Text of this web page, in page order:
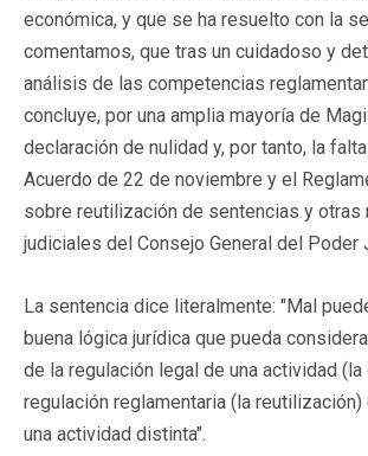
económica, y que se ha resuelto con la
comentamos, que tras un cuidadoso y
análisis de las competencias
concluye, por una amplia mayoría de
declaración de nulidad y, por tanto, la
Acuerdo de 22 de noviembre y el
sobre reutilización de sentencias y otras
judiciales del Consejo General del Poder
La sentencia dice literalmente: "Mal
buena lógica jurídica que pueda
de la regulación legal de una actividad
regulación reglamentaria (la
una actividad distinta".